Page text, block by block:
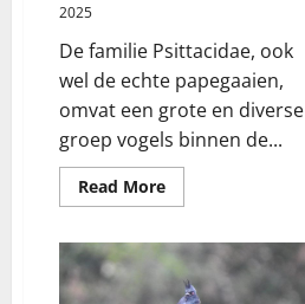
2025
De familie Psittacidae, ook
wel de echte papegaaien,
omvat een grote en diverse
groep vogels binnen de...
Read MoreRead
more
papegaaien